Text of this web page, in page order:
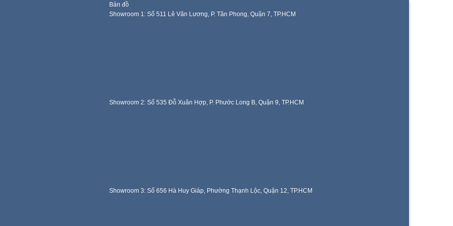
Bản đồ
Showroom 1: Số 511 Lê Văn Lương, P. Tân Phong, Quận 7, TP.HCM
Showroom 2: Số 535 Đỗ Xuân Hợp, P. Phước Long B, Quận 9, TP.HCM
Showroom 3: Số 656 Hà Huy Giáp, Phường Thạnh Lộc, Quận 12, TP.HCM